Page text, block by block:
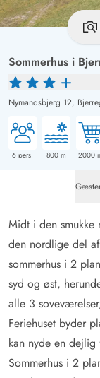
Sommerhus i
Nymandsbjerg 12,
6 pers. 800 m 2000
Midt i den smukke
den nordlige del af
sommerhus i 2
syd og øst,
alle 3
Feriehuset byder
kan nyde en
Sommerhus i 2